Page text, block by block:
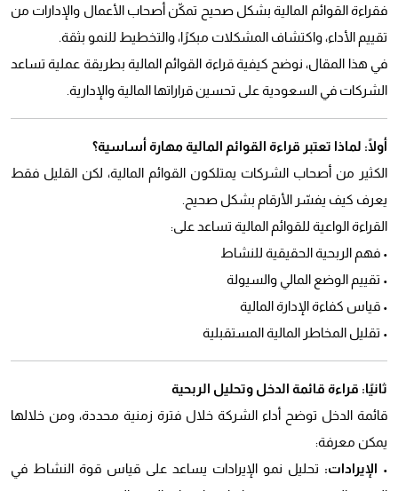
فقراءة القوائم المالية بشكل صحيح تمكّن أصحاب الأعمال والإدارات من
تقييم الأداء، واكتشاف المشكلات مبكرًا، والتخطيط للنمو بثقة.
في هذا المقال، نوضح كيفية قراءة القوائم المالية بطريقة عملية تساعد
الشركات في السعودية على تحسين قراراتها المالية والإدارية.
أولًا: لماذا تعتبر قراءة القوائم المالية مهارة أساسية؟
الكثير من أصحاب الشركات يمتلكون القوائم المالية، لكن القليل فقط
يعرف كيف يفسّر الأرقام بشكل صحيح.
القراءة الواعية للقوائم المالية تساعد على:
• فهم الربحية الحقيقية للنشاط
• تقييم الوضع المالي والسيولة
• قياس كفاءة الإدارة المالية
• تقليل المخاطر المالية المستقبلية
ثانيًا: قراءة قائمة الدخل وتحليل الربحية
قائمة الدخل توضح أداء الشركة خلال فترة زمنية محددة، ومن خلالها
يمكن معرفة:
الإيرادات:تحليل نمو الإيرادات يساعد على قياس قوة النشاط في